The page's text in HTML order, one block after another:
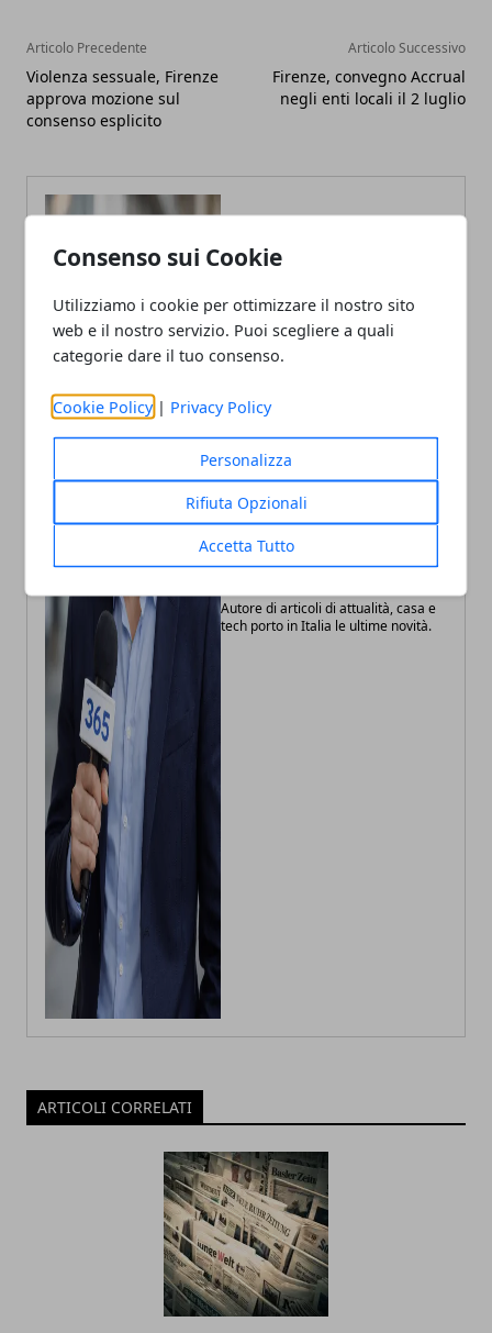
Consenso sui Cookie
Utilizziamo i cookie per ottimizzare il nostro sito
web e il nostro servizio. Puoi scegliere a quali
categorie dare il tuo consenso.
Cookie Policy | Privacy Policy
Personalizza
Rifiuta Opzionali
Accetta Tutto
Articolo Precedente
Violenza sessuale, Firenze
approva mozione sul
consenso esplicito
Articolo Successivo
Firenze, convegno Accrual
negli enti locali il 2 luglio
Andrea Bianchi
Autore di articoli di attualità, casa e
tech porto in Italia le ultime novità.
ARTICOLI CORRELATI